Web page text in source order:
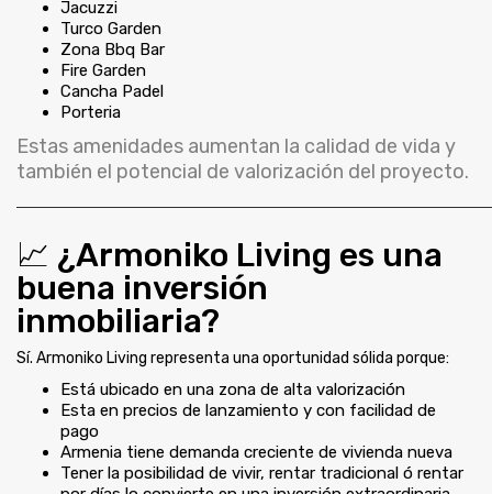
Jacuzzi
Turco Garden
Zona Bbq Bar
Fire Garden
Cancha Padel
Porteria
Estas amenidades aumentan la calidad de vida y
también el potencial de valorización del proyecto.
📈 ¿Armoniko Living es una
buena inversión
inmobiliaria?
Sí. Armoniko Living representa una oportunidad sólida porque:
Está ubicado en una zona de alta valorización
Esta en precios de lanzamiento y con facilidad de
pago
Armenia tiene demanda creciente de vivienda nueva
Tener la posibilidad de vivir, rentar tradicional ó rentar